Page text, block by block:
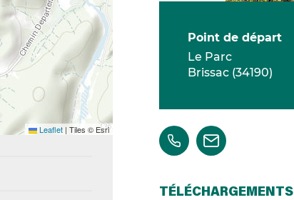
Leaflet | Tiles © Esri
Point de départ
Le Parc
Brissac (34190)
TÉLÉCHARGEMENTS